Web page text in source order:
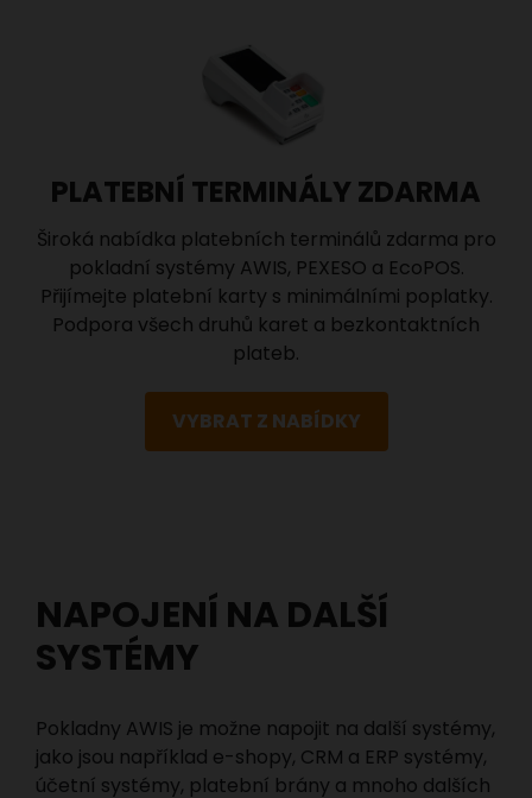
PLATEBNÍ TERMINÁLY ZDARMA
Široká nabídka platebních terminálů zdarma pro
pokladní systémy AWIS, PEXESO a EcoPOS.
Přijímejte platební karty s minimálními poplatky.
Podpora všech druhů karet a bezkontaktních
plateb.
VYBRAT Z NABÍDKY
NAPOJENÍ NA DALŠÍ
SYSTÉMY
Pokladny AWIS je možne napojit na další systémy,
jako jsou například e-shopy, CRM a ERP systémy,
účetní systémy, platební brány a mnoho dalších